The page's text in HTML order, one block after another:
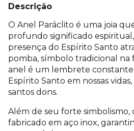
Descrição
O Anel Paráclito é uma joia
profundo significado
presença do Espírito Santo
pomba, símbolo tradicional na
anel é um lembrete
Espírito Santo em nossas
santos dons.
Além de seu forte simbolismo,
fabricado em aço inox,